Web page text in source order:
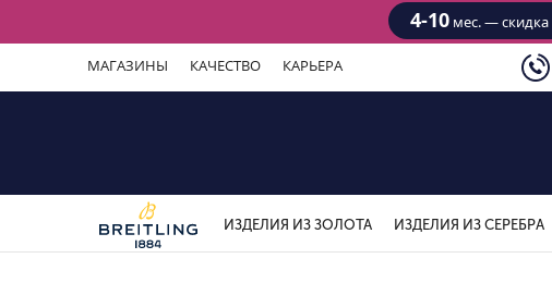
4-10мес. — скидка
МАГАЗИНЫ КАЧЕСТВО КАРЬЕРА 4434
ИЗДЕЛИЯ ИЗ ЗОЛОТА ИЗДЕЛИЯ ИЗ СЕРЕБРА